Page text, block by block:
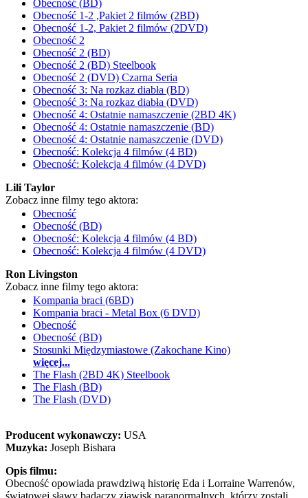
Obecność (BD)
Obecność 1-2 ,Pakiet 2 filmów (2BD)
Obecność 1-2, Pakiet 2 filmów (2DVD)
Obecność 2
Obecność 2 (BD)
Obecność 2 (BD) Steelbook
Obecność 2 (DVD) Czarna Seria
Obecność 3: Na rozkaz diabła (BD)
Obecność 3: Na rozkaz diabła (DVD)
Obecność 4: Ostatnie namaszczenie (2BD 4K)
Obecność 4: Ostatnie namaszczenie (BD)
Obecność 4: Ostatnie namaszczenie (DVD)
Obecność: Kolekcja 4 filmów (4 BD)
Obecność: Kolekcja 4 filmów (4 DVD)
Lili Taylor
Zobacz inne filmy tego aktora:
Obecność
Obecność (BD)
Obecność: Kolekcja 4 filmów (4 BD)
Obecność: Kolekcja 4 filmów (4 DVD)
Ron Livingston
Zobacz inne filmy tego aktora:
Kompania braci (6BD)
Kompania braci - Metal Box (6 DVD)
Obecność
Obecność (BD)
Stosunki Międzymiastowe (Zakochane Kino)
więcej...
The Flash (2BD 4K) Steelbook
The Flash (BD)
The Flash (DVD)
Producent wykonawczy: USA
Muzyka: Joseph Bishara
Opis filmu:
Obecność opowiada prawdziwą historię Eda i Lorraine Warrenów,
światowej sławy badaczy zjawisk paranormalnych, którzy zostali